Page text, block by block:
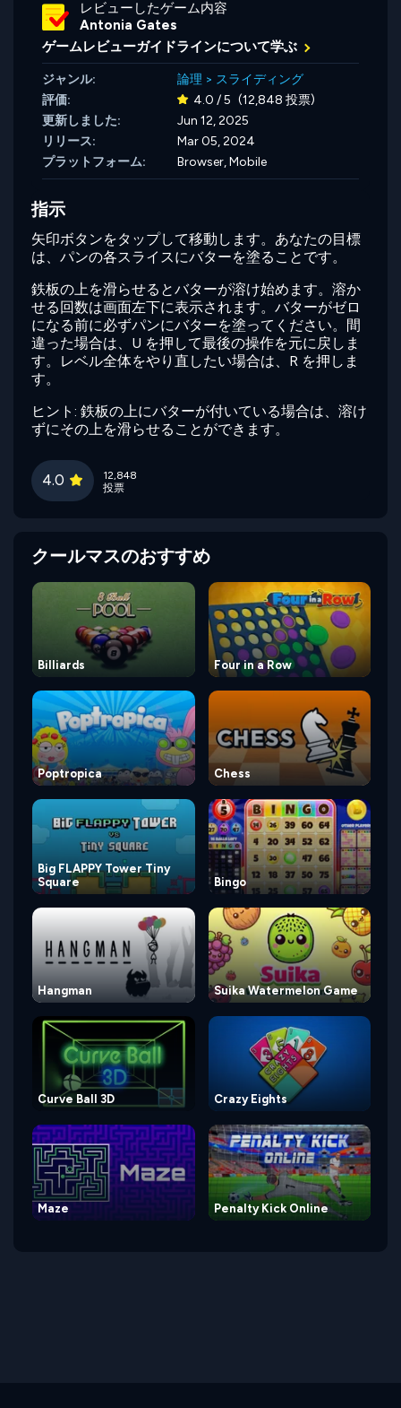
レビューしたゲーム内容
Antonia Gates
ゲームレビューガイドラインについて学ぶ
ジャンル: 論理 > スライディング
評価:
4.0 / 5 (12,848 投票)
更新しました:
Jun 12, 2025
リリース:
Mar 05, 2024
プラットフォーム:
Browser, Mobile
指示
矢印ボタンをタップして移動します。あなたの目標
は、パンの各スライスにバターを塗ることです。
鉄板の上を滑らせるとバターが溶け始めます。溶か
せる回数は画面左下に表示されます。バターがゼロ
になる前に必ずパンにバターを塗ってください。間
違った場合は、U を押して最後の操作を元に戻しま
す。レベル全体をやり直したい場合は、R を押しま
す。
ヒント: 鉄板の上にバターが付いている場合は、溶け
ずにその上を滑らせることができます。
4.0
12,848
投票
クールマスのおすすめ
Billiards Four in a Row
Poptropica Chess
Big FLAPPY Tower Tiny
Square
Bingo
Hangman Suika Watermelon Game
Curve Ball 3D Crazy Eights
Maze Penalty Kick Online